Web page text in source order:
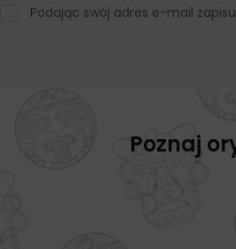
Podając swój adres e-mail
Poznaj